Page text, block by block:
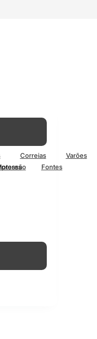
Fontes
Correias
Varões